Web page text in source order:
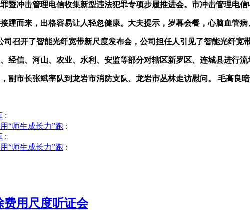
冲击管理电信收集新型违法犯罪专项步履推进会。市冲击管理电信
而来，出格容易让人轻忽健康。大夫提示，岁暮会餐，心脑血管病
开了智能光纤宽带新尺度发布会，公司担任人引见了智能光纤宽
信、河山、农业、水利、安监等部分对辖区新罗区、连城县进行流
市长张斌率队到龙岩市消防支队、龙岩市丛林走访慰问。 毛高良暗
:
“师生成长力”跑 :
:
“师生成长力”跑 :
费用尺度听证会